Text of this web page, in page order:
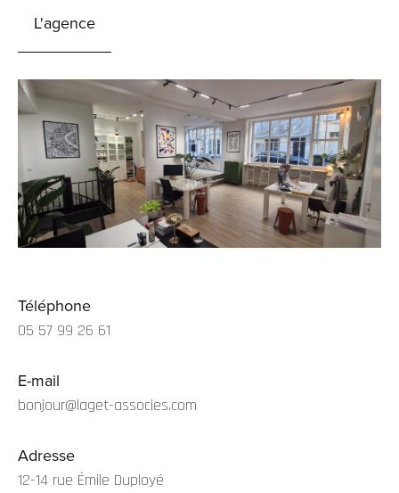
L'agence
Téléphone
05 57 99 26 61
E-mail
bonjour@laget-associes.com
Adresse
12-14 rue Émile Duployé